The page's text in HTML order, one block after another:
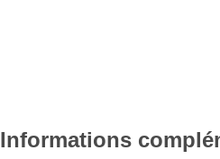
Informations